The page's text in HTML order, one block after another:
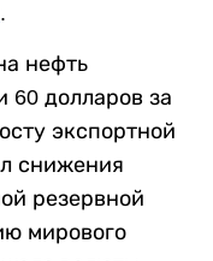
.
нефть
долларов за
экспортной
снижения
резервной
мирового